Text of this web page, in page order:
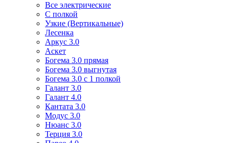
Все электрические
С полкой
Узкие (Вертикальные)
Лесенка
Аркус 3.0
Аскет
Богема 3.0 прямая
Богема 3.0 выгнутая
Богема 3.0 с 1 полкой
Галант 3.0
Галант 4.0
Кантата 3.0
Модус 3.0
Нюанс 3.0
Терция 3.0